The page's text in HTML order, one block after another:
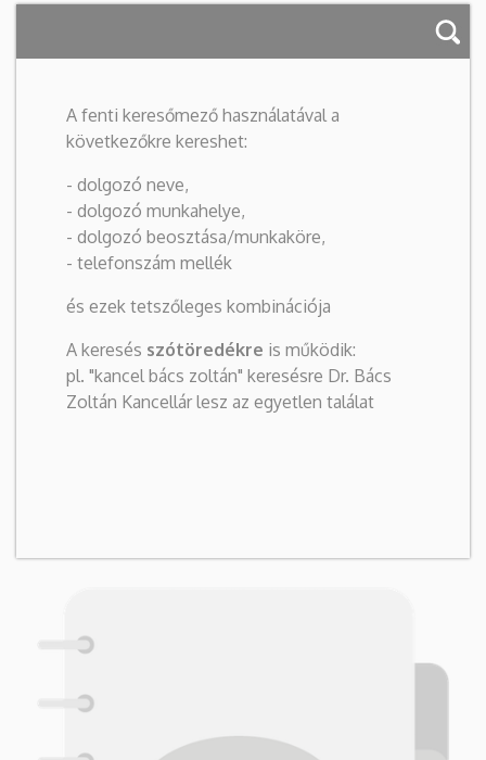
A fenti keresőmező használatával a
következőkre kereshet:
- dolgozó neve,
- dolgozó munkahelye,
- dolgozó beosztása/munkaköre,
- telefonszám mellék
és ezek tetszőleges kombinációja
A keresés szótöredékre is működik:
pl. "kancel bács zoltán" keresésre Dr. Bács
Zoltán Kancellár lesz az egyetlen találat